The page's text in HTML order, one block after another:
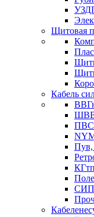
Щитовая
Кабель
ПВС
Пув,
СИП